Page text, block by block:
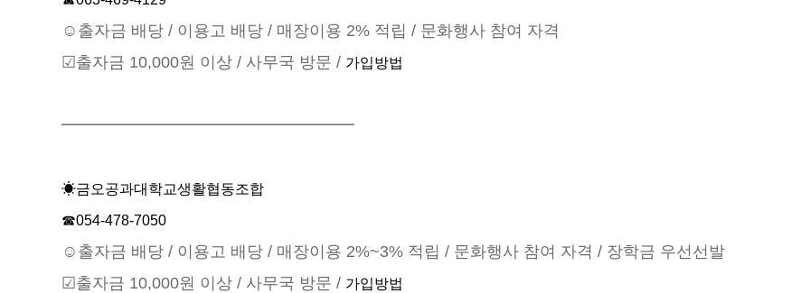
☺출자금 배당 / 이용고 배당 / 매장이용 2% 적립 / 문화행사 참여 자격
☑출자금 10,000원 이상 / 사무국 방문 / 가입방법
━━━━━━━━━━━━━━━━━━
☀금오공과대학교생활협동조합
☎054-478-7050
☺출자금 배당 / 이용고 배당 / 매장이용 2%~3% 적립 / 문화행사 참여 자격 / 장학금 우선선발
☑출자금 10,000원 이상 / 사무국 방문 / 가입방법